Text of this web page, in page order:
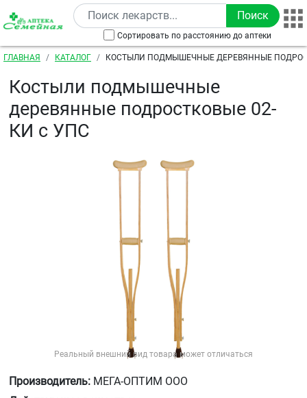
Перейти к основному содержанию
Сортировать по расстоянию до аптеки
Строка навигации
ГЛАВНАЯ КАТАЛОГ
КОСТЫЛИ ПОДМЫШЕЧНЫЕ ДЕРЕВЯННЫЕ
Костыли подмышечные
деревянные подростковые 02-
КИ с УПС
Реальный внешний вид товара может отличаться
Производитель: МЕГА-ОПТИМ ООО